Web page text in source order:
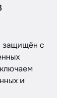
защищён с
и